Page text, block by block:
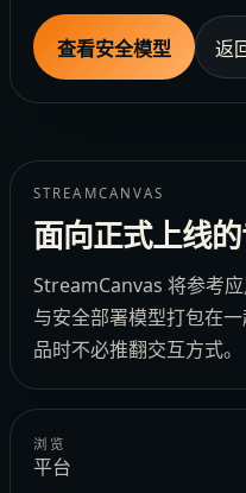
查看安全模型 返
STREAMCANVAS
面向正式上线的
StreamCanvas 将参考
与安全部署模型打包在
品时不必推翻交互方式。
浏览
平台